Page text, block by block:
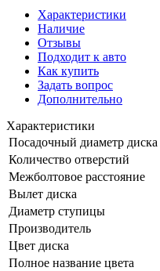
Характеристики
Наличие
Отзывы
Подходит к авто
Как купить
Задать вопрос
Дополнительно
Характеристики
Посадочный диаметр диска
Количество отверстий
Межболтовое расстояние
Вылет диска
Диаметр ступицы
Производитель
Цвет диска
Полное название цвета